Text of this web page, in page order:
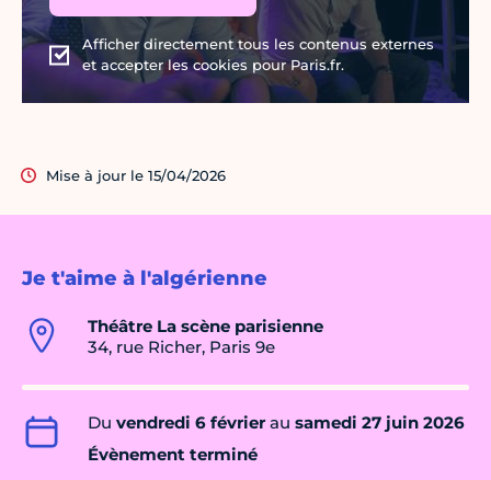
Je t'aime à l'algérienne
Théâtre La scène parisienne
34, rue Richer, Paris 9e
Du vendredi 6 févrierau samedi 27 juin 2026
Évènement terminé
Afficher directement tous les contenus externes
et accepter les cookies pour Paris.fr.
Mise à jour le 15/04/2026